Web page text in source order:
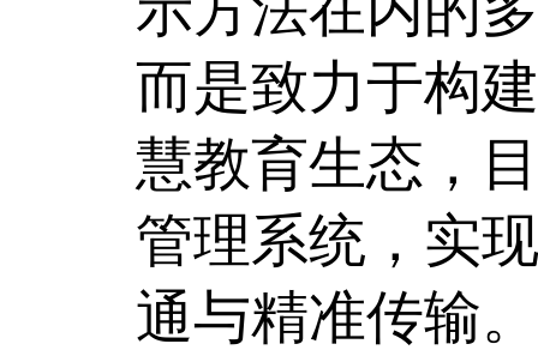
而是致力于构
慧教育生态，
管理系统，实
通与精准传输。